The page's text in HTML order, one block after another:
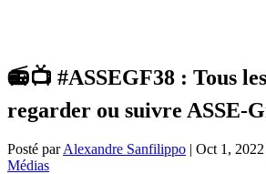
📻📺 #ASSEGF38 : Tous
regarder ou suivre ASSE-
Posté parAlexandre Sanfilippo | Oct 1, 2022
Médias